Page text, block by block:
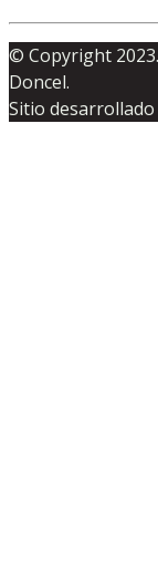
© Copyright
Doncel.
Sitio